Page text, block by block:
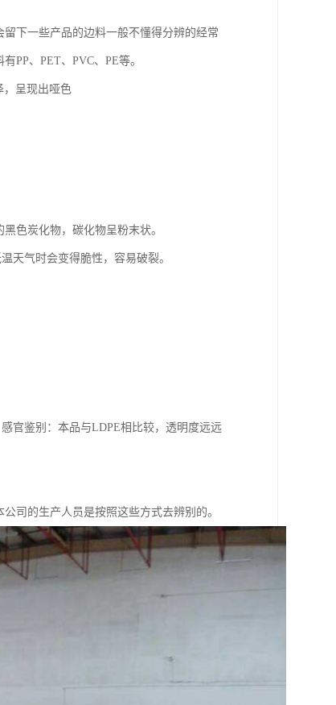
下一些产品的边料一般不懂得分辨的经常
PP、PET、PVC、PE等。
，呈现出哑色
色炭化物，碳化物呈粉末状。
天气时会变得脆性，容易破裂。
官鉴别：本品与LDPE相比较，透明度远远
司的生产人员是按照这些方式去辨别的。